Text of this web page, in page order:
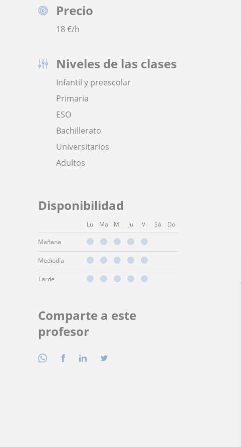
Precio
18€/h
Niveles de las clases
Infantil y preescolar
Primaria
ESO
Bachillerato
Universitarios
Adultos
Disponibilidad
Lu Ma Mi Ju Vi Sá Do
Mañana
Mediodía
Tarde
Comparte a este
profesor